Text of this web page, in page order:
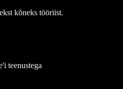
kõneks tööriist.
teenustega